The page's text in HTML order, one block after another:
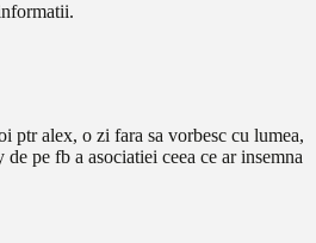
ptr alex, o zi fara sa vorbesc cu lumea,
pe fb a asociatiei ceea ce ar insemna